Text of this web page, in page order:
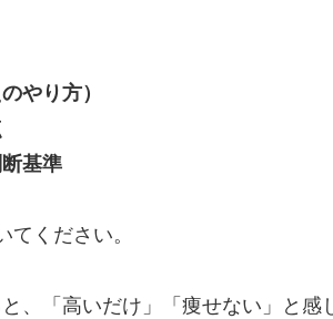
やり方）
基準
ください。
、「高いだけ」「痩せない」と感